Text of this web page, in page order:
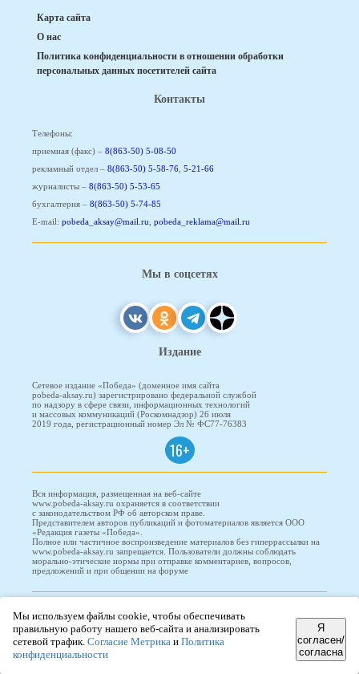
Карта сайта
О нас
Политика конфиденциальности в отношении обработки
персональных данных посетителей сайта
Контакты
Телефоны:
приемная (факс) – 8(863-50) 5-08-50
рекламный отдел – 8(863-50) 5-58-76 5-21-66
журналисты – 8(863-50) 5-53-65
бухгалтерия – 8(863-50) 5-74-85
E-mail: pobeda_aksay@mail.ru pobeda_reklama@mail.ru
Мы в соцсетях
Издание
Сетевое издание «Победа» (доменное имя сайта
pobeda-aksay.ru) зарегистрировано федеральной службой
по надзору в сфере связи, информационных технологий
и массовых коммуникаций (Роскомнадзор) 26 июля
2019 года, регистрационный номер Эл № ФС77-76383
16+
Вся информация, размещенная на веб-сайте
www.pobeda-aksay.ru охраняется в соответствии
с законодательством РФ об авторском праве.
Представителем авторов публикаций и фотоматериалов является ООО
«Редакция газеты «Победа».
Полное или частичное воспроизведение материалов без гиперрассылки на
www.pobeda-aksay.ru запрещается. Пользователи должны соблюдать
морально-этические нормы при отправке комментариев, вопросов,
предложений и при общении на форуме
ПОБЕДА © 2010-2026
ООО "Проводник"
Мы используем файлы cookie, чтобы обеспечивать
правильную работу нашего веб-сайта и анализировать
сетевой трафик. Согласие Метрика и Политика
конфиденциальности
Я
согласен/
согласна